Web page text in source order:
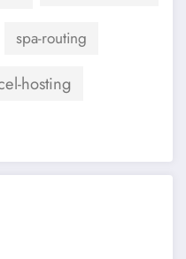
spa-routing
hosting